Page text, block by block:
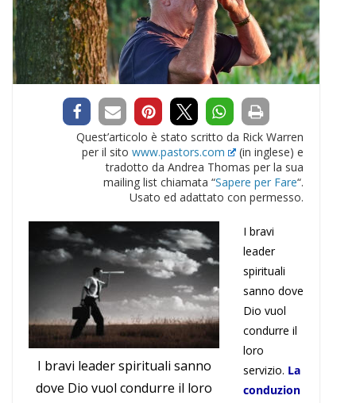
Quest’articolo è stato scritto da Rick Warren
per il sito www.pastors.com
(in inglese) e
tradotto da Andrea Thomas per la sua
mailing list chiamata “Sapere per Fare“.
Usato ed adattato con permesso.
I bravi leader spirituali sanno
dove Dio vuol condurre il loro
I bravi
leader
spirituali
sanno dove
Dio vuol
condurre il
loro
servizio. La
conduzion